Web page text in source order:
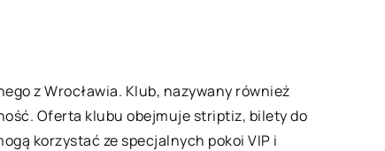
z Wrocławia. Klub, nazywany również
Oferta klubu obejmuje striptiz, bilety do
korzystać ze specjalnych pokoi VIP i